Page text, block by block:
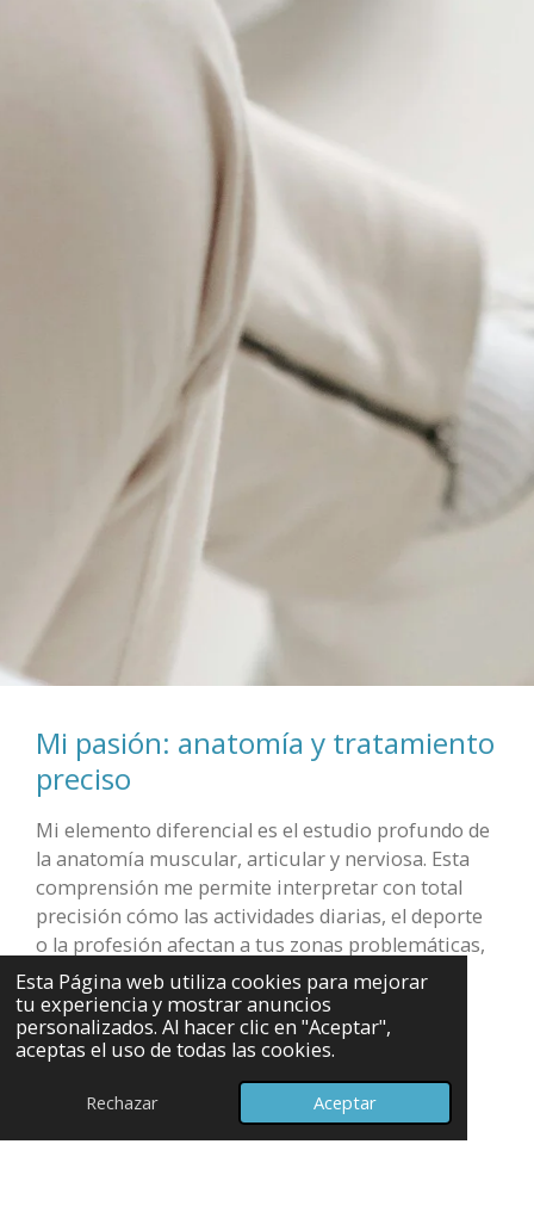
Esta Página web utiliza cookies para mejorar
tu experiencia y mostrar anuncios
personalizados. Al hacer clic en "Aceptar",
aceptas el uso de todas las cookies.
Rechazar Aceptar
Mi pasión: anatomía y tratamiento
preciso
Mi elemento diferencial es el estudio profundo de
la anatomía muscular, articular y nerviosa. Esta
comprensión me permite interpretar con total
precisión cómo las actividades diarias, el deporte
o la profesión afectan a tus zonas problemáticas,
ofreciéndote tratamientos personalizados y
altamente efectivos.
Conoce nuestras especialidades